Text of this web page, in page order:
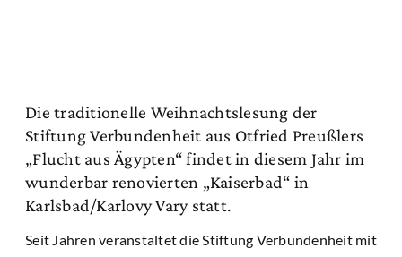
Die traditionelle Weihnachtslesung der
Stiftung Verbundenheit aus Otfried Preußlers
„Flucht aus Ägypten“ findet in diesem Jahr im
wunderbar renovierten „Kaiserbad“ in
Karlsbad/Karlovy Vary statt.
Seit Jahren veranstaltet die Stiftung Verbundenheit mit